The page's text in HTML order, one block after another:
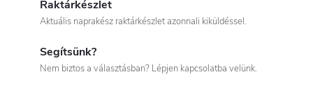
Raktárkészlet
Aktuális naprakész raktárkészlet azonnali kiküldéssel.
Segítsünk?
Nem biztos a választásban? Lépjen kapcsolatba velünk.